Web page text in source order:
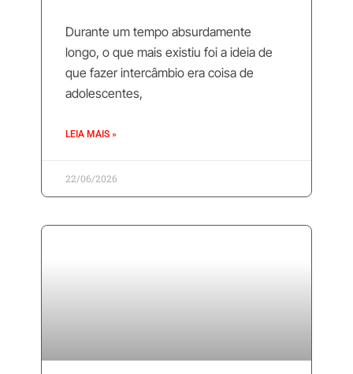
Durante um tempo absurdamente
longo, o que mais existiu foi a ideia de
que fazer intercâmbio era coisa de
adolescentes,
LEIA MAIS »
22/06/2026